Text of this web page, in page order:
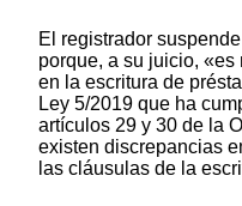
El registrador
porque, a su juicio,
en la escritura de
Ley 5/2019 que ha
artículos 29 y 30 de la
existen discrepancias
las cláusulas de la